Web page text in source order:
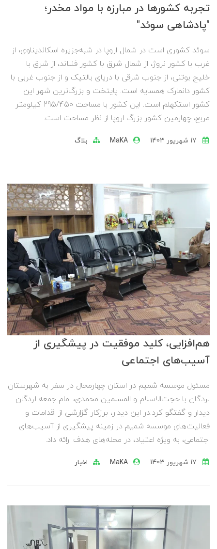
تجربه کشورها در مبارزه با مواد مخدر؛
"پادشاهی سوئد"
سوئد کشوری است در شمال اروپا در شبه‌جزیره اسکاندیناوی، از
غرب با کشور نروژ، از شمال شرق با کشور فنلاند، از شرق با
خلیج بوتنی، از جنوب شرقی با دریای بالتیک و از جنوب غربی با
کشور دانمارک همسایه ‌است. پایتخت و بزرگ‌ترین شهر این
کشور استکهلم است. این کشور با مساحت 295/450 کیلومتر
مربع، چهارمین کشور بزرگ اروپا از نظر مساحت است.
MaKA بلاگ
هم‌افزایی، کلید موفقیت در پیشگیری از
آسیب‌های اجتماعی
مسئول موسسه شمیم در استان چهارمحال در سفر به شهرستان
لردگان با حجت‌الاسلام و المسلمین محمدی، امام جمعه لردگان
دیدار و گفتگو کرد.در این دیدار، برزکار گزارشی از اقدامات و
فعالیت‌های موسسه شمیم در زمینه پیشگیری از آسیب‌های
اجتماعی، به ویژه اعتیاد، در محله‌های هدف ارائه داد.
MaKA اخبار